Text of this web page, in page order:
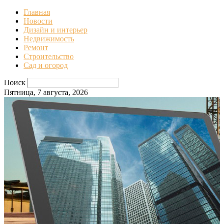
Главная
Новости
Дизайн и интерьер
Недвижимость
Ремонт
Строительство
Сад и огород
Поиск
Пятница, 7 августа, 2026